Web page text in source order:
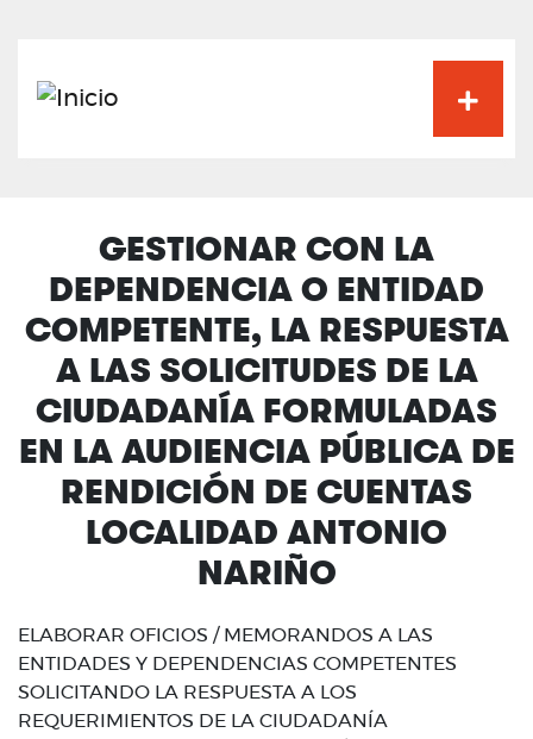
GESTIONAR CON LA
DEPENDENCIA O ENTIDAD
COMPETENTE, LA RESPUESTA
A LAS SOLICITUDES DE LA
CIUDADANÍA FORMULADAS
EN LA AUDIENCIA PÚBLICA DE
RENDICIÓN DE CUENTAS
LOCALIDAD ANTONIO
NARIÑO
ELABORAR OFICIOS / MEMORANDOS A LAS
ENTIDADES Y DEPENDENCIAS COMPETENTES
SOLICITANDO LA RESPUESTA A LOS
REQUERIMIENTOS DE LA CIUDADANÍA